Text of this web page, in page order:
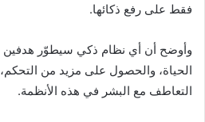
فقط على رفع ذكائها.
وأوضح أن أي نظام ذكي سيطوّر هدفين
الحياة، والحصول على مزيد من
التعاطف مع البشر في هذه الأنظمة.